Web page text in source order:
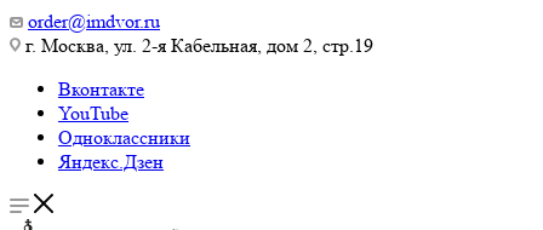
order@imdvor.ru
г. Москва, ул. 2-я Кабельная, дом 2, стр.19
Вконтакте
YouTube
Одноклассники
Яндекс.Дзен